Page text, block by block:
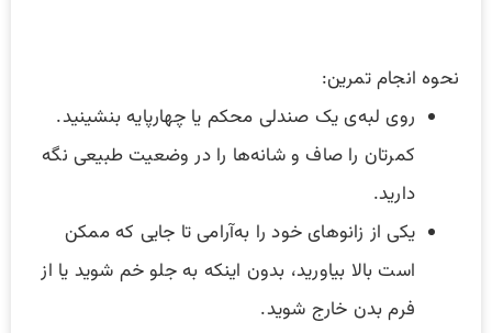
نحوه انجام تمرین:
روی لبه‌ی یک صندلی محکم یا چهارپایه بنشینید.
کمرتان را صاف و شانه‌ها را در وضعیت طبیعی نگه
دارید.
یکی از زانوهای خود را به‌آرامی تا جایی که ممکن
است بالا بیاورید، بدون اینکه به جلو خم شوید یا از
فرم بدن خارج شوید.